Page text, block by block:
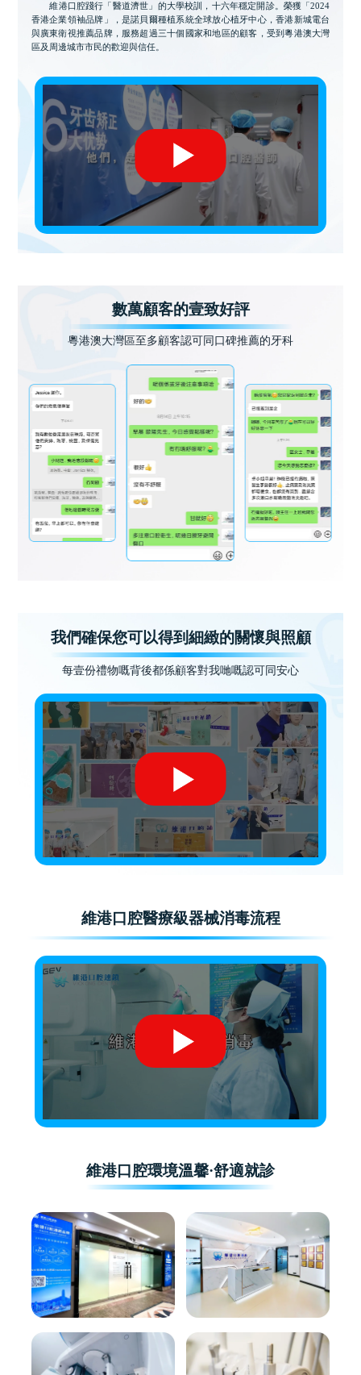
維港口腔踐行「醫道濟世」的大學校訓，十六年穩定開診。榮獲「2024
香港企業領袖品牌」，是諾貝爾種植系統全球放心植牙中心，香港新城電台
與廣東衛視推薦品牌，服務超過三十個國家和地區的顧客，受到粵港澳大灣
區及周邊城市市民的歡迎與信任。
數萬顧客的壹致好評
粵港澳大灣區至多顧客認可同口碑推薦的牙科
我們確保您可以得到細緻的關懷與照顧
每壹份禮物嘅背後都係顧客對我哋嘅認可同安心
維港口腔醫療級器械消毒流程
維港口腔環境溫馨·舒適就診